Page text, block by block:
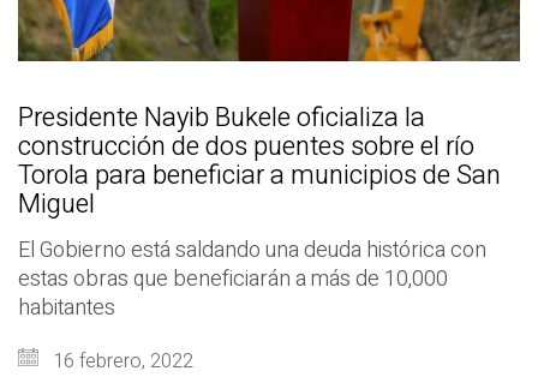
Presidente Nayib Bukele oficializa la
construcción de dos puentes sobre el río
Torola para beneficiar a municipios de San
Miguel
El Gobierno está saldando una deuda histórica con
estas obras que beneficiarán a más de 10,000
habitantes
16 febrero, 2022